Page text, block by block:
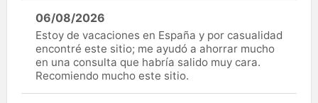
06/08/2026
Estoy de vacaciones en España y por casualidad
encontré este sitio; me ayudó a ahorrar mucho
en una consulta que habría salido muy cara.
Recomiendo mucho este sitio.